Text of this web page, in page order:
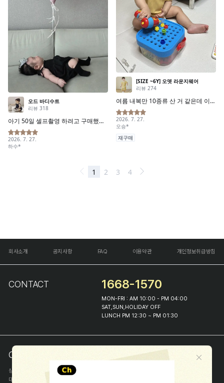
회사소개 공지사항 FAQ 이용약관 개인정보취급방침
CONTACT 1668-1570
MON-FRI : AM 10:00 - PM 04:00
SAT,SUN,HOLIDAY OFF
LUNCH PM 12:30 ~ PM 01:30
COMPANY INFO
상호
(주)해피프린스
대표